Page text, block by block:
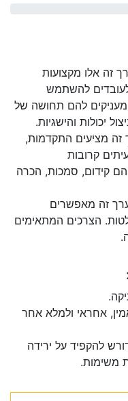
זה אלו מקצועות
להשתמש
להם תחושה של
יכולות והישגיות.
מציעים התקדמות,
קרובות
קידום, סמכות, הכרה
זה מאפשרים
הצרכים המתאימים
אחראי ולמלא אחר
להקפיד על ירידה
משימות.